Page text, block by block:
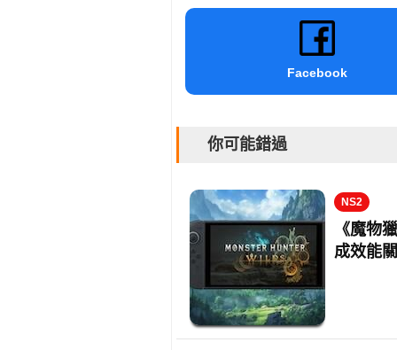
Facebook
你可能錯過
NS2
《魔物
成效能